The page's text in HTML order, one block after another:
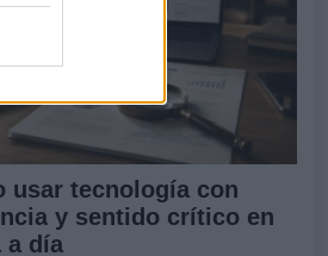
usar tecnología con
y sentido crítico en
a día